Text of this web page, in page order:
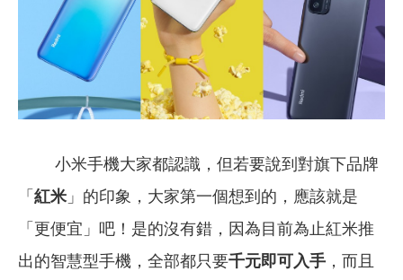
小米手機大家都認識，但若要說到對旗下品牌
「 紅米」的印象，大家第一個想到的，應該就是
「更便宜」吧！是的沒有錯，因為目前為止紅米推
出的智慧型手機，全部都只要千元即可入手 ，而且